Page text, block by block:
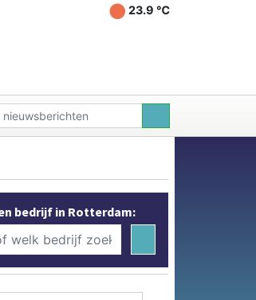
23.9 ℃
bedrijf in Rotterdam: